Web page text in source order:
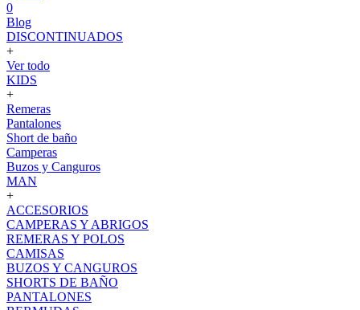
0
Blog
DISCONTINUADOS
+
Ver todo
KIDS
+
Remeras
Pantalones
Short de baño
Camperas
Buzos y Canguros
MAN
+
ACCESORIOS
CAMPERAS Y ABRIGOS
REMERAS Y POLOS
CAMISAS
BUZOS Y CANGUROS
SHORTS DE BAÑO
PANTALONES